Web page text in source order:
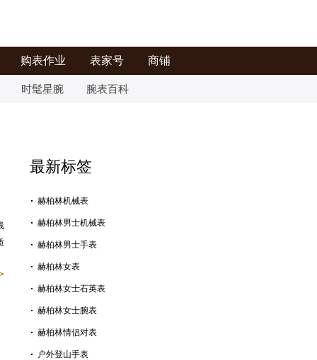
购表作业 表家号 商铺
时髦星腕 腕表百科
最新标签
赫柏林机械表
赫柏林男士机械表
赫柏林男士手表
赫柏林女表
赫柏林女士石英表
赫柏林女士腕表
赫柏林情侣对表
户外登山手表